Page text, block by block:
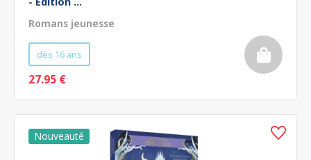
Romans jeunesse
dès 16 ans
27.95 €